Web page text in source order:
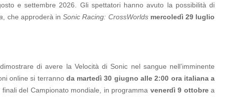
e settembre 2026. Gli spettatori hanno avuto la possibilità di
, che approderà inSonic Racing: CrossWorlds mercoledì 29 luglio
di avere la Velocità di Sonic nel sangue nell’imminente
online si terranno da martedì 30 giugno alle 2:00 ora italiana a
del Campionato mondiale, in programma venerdì 9 ottobrea